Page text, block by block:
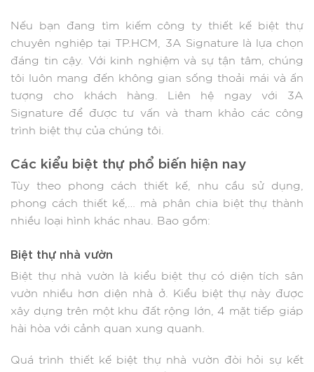
Nếu bạn đang tìm kiếm công ty thiết kế biệt thự
chuyên nghiệp tại TP.HCM, 3A Signature là lựa chọn
đáng tin cậy. Với kinh nghiệm và sự tận tâm, chúng
tôi luôn mang đến không gian sống thoải mái và ấn
tượng cho khách hàng. Liên hệ ngay với 3A
Signature để được tư vấn và tham khảo các công
trình biệt thự của chúng tôi.
Các kiểu biệt thự phổ biến hiện nay
Tùy theo phong cách thiết kế, nhu cầu sử dụng,
phong cách thiết kế,… mà phân chia biệt thự thành
nhiều loại hình khác nhau. Bao gồm:
Biệt thự nhà vườn
Biệt thự nhà vườn là kiểu biệt thự có diện tích sân
vườn nhiều hơn diện nhà ở. Kiểu biệt thự này được
xây dựng trên một khu đất rộng lớn, 4 mặt tiếp giáp
hài hòa với cảnh quan xung quanh.
Quá trình thiết kế biệt thự nhà vườn đòi hỏi sự kết